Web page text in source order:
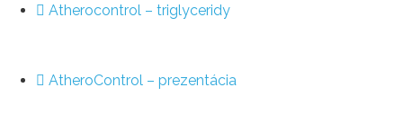
Atherocontrol – triglyceridy
AtheroControl – prezentácia